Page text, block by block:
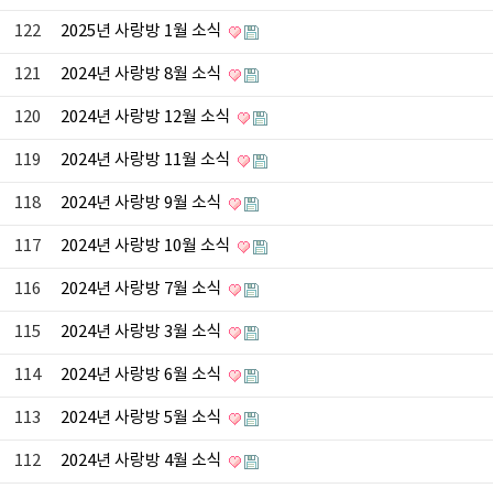
122 2025년 사랑방 1월 소식
121 2024년 사랑방 8월 소식
120 2024년 사랑방 12월 소식
119 2024년 사랑방 11월 소식
118 2024년 사랑방 9월 소식
117 2024년 사랑방 10월 소식
116 2024년 사랑방 7월 소식
115 2024년 사랑방 3월 소식
114 2024년 사랑방 6월 소식
113 2024년 사랑방 5월 소식
112 2024년 사랑방 4월 소식